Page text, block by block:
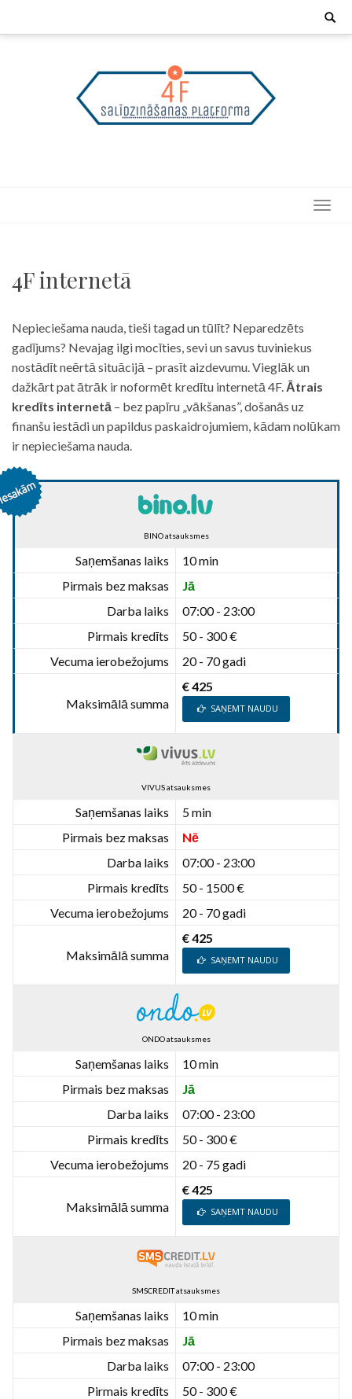
Search
4F internetā
Nepieciešama nauda, tieši tagad un tūlīt? Neparedzēts
gadījums? Nevajag ilgi mocīties, sevi un savus tuviniekus
nostādīt neērtā situācijā – prasīt aizdevumu. Vieglāk un
dažkārt pat ātrāk ir noformēt kredītu internetā 4F. Ātrais
kredīts internetā – bez papīru „vākšanas”, došanās uz
finanšu iestādi un papildus paskaidrojumiem, kādam nolūkam
ir nepieciešama nauda.
BINO atsauksmes
Saņemšanas laiks
10 min
Pirmais bez maksas
Jā
Darba laiks
07:00 - 23:00
Pirmais kredīts
50 - 300 €
Vecuma ierobežojums
20 - 70 gadi
Maksimālā summa
€ 425
SAŅEMT NAUDU
VIVUS atsauksmes
Saņemšanas laiks
5 min
Pirmais bez maksas
Nē
Darba laiks
07:00 - 23:00
Pirmais kredīts
50 - 1500 €
Vecuma ierobežojums
20 - 70 gadi
Maksimālā summa
€ 425
SAŅEMT NAUDU
ONDO atsauksmes
Saņemšanas laiks
10 min
Pirmais bez maksas
Jā
Darba laiks
07:00 - 23:00
Pirmais kredīts
50 - 300 €
Vecuma ierobežojums
20 - 75 gadi
Maksimālā summa
€ 425
SAŅEMT NAUDU
SMSCREDIT atsauksmes
Saņemšanas laiks
10 min
Pirmais bez maksas
Jā
Darba laiks
07:00 - 23:00
Pirmais kredīts
50 - 300 €